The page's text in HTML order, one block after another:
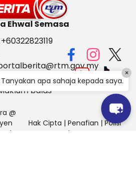
Ehwal Semasa
Aduan &
balas
@
Hak Cipta | Penafian | Polisi
Keselamatan
Tanyakan apa sahaja kepada saya.
×